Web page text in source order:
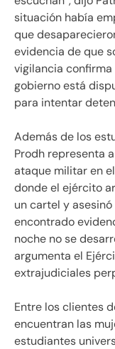
situación había
que
evidencia de que
vigilancia confirma
gobierno está
para intentar
Además de los
Prodh representa
ataque militar en
donde el ejército
un cartel y
encontrado
noche no se
argumenta el
extrajudiciales
Entre los clientes
encuentran las
estudiantes